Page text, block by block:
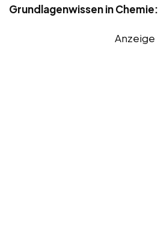
Grundlagenwissen in Chemie:
Anzeige